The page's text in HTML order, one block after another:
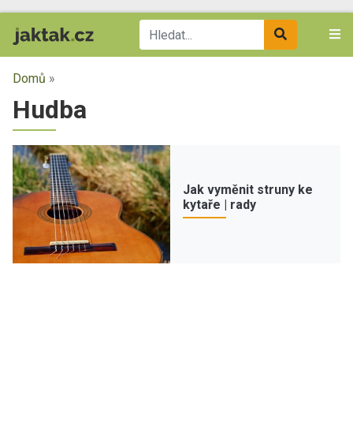
Domů »
Hudba
Jak vyměnit struny ke
kytaře | rady